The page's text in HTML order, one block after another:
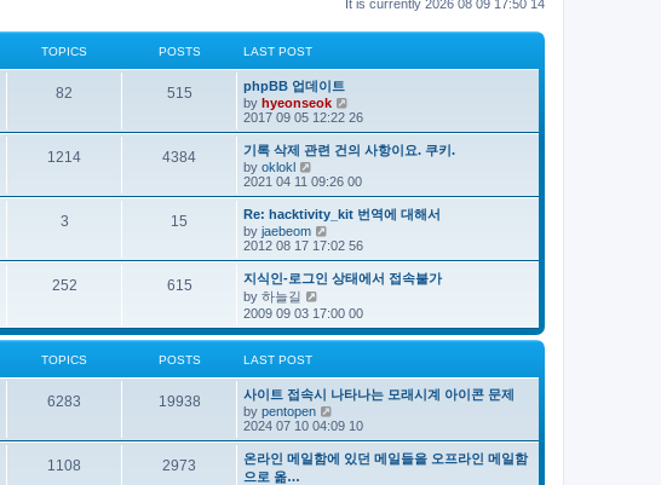
It is currently 2026 08 09 17:50 14
TOPICS POSTS LAST POST
82 515
phpBB 업데이트
by hyeonseok
i
e
w
t
h
e
l
a
e
s
t
p
s
t
2017 09 05 12:22 26
1214 4384
기록 삭제 관련 건의 사항이요. 쿠키.
by oklokl
i
e
w
t
h
e
l
a
t
e
s
t
s
t
2021 04 11 09:26 00
3 15
Re: hacktivity_kit 번역에 대해서
by jaebeom
i
e
w
e
l
a
e
s
t
p
o
s
t
2012 08 17 17:02 56
252 615
지식인-로그인 상태에서 접속불가
by 하늘길
i
w
e
l
a
t
e
s
t
2009 09 03 17:00 00
TOPICS POSTS LAST POST
6283 19938
사이트 접속시 나타나는 모래시계 아이콘 문제
by pentopen
i
e
w
t
2024 07 10 04:09 10
1108 2973
온라인 메일함에 있던 메일들을 오프라인 메일함
으로 옮…